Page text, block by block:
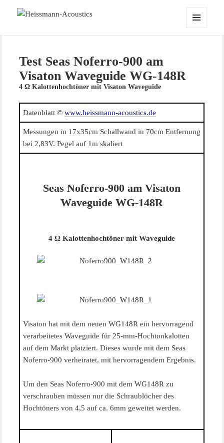
Test Seas Noferro-900 am
Visaton Waveguide WG-148R
4 Ω Kalottenhochtöner mit Visaton Waveguide
Datenblatt ©www.heissmann-acoustics.de
Messungen in 17x35cm Schallwand in 70cm Entfernung
bei 2,83V. Pegel auf 1m skaliert
Seas Noferro-900 am Visaton
Waveguide WG-148R
4 Ω Kalottenhochtöner mit Waveguide
Visaton hat mit dem neuen WG148R ein hervorragend
verarbeitetes Waveguide für 25-mm-Hochtonkalotten
auf dem Markt platziert. Dieses wurde mit dem Seas
Noferro-900 verheiratet, mit hervorragendem Ergebnis.
Um den Seas Noferro-900 mit dem WG148R zu
verschrauben müssen nur die Schraublöcher des
Hochtöners von 4,5 auf ca. 6mm geweitet werden.